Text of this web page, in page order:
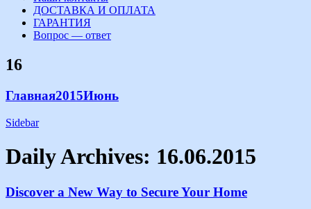
ДОСТАВКА И ОПЛАТА
ГАРАНТИЯ
Вопрос — ответ
16
Главная2015Июнь
Sidebar
Daily Archives: 16.06.2015
Discover a New Way to Secure Your Home